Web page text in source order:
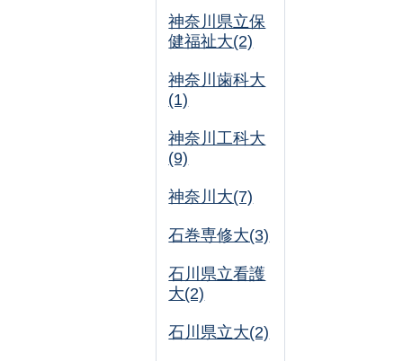
神奈川県立保
健福祉大(2)
神奈川歯科大
(1)
神奈川工科大
(9)
神奈川大(7)
石巻専修大(3)
石川県立看護
大(2)
石川県立大(2)